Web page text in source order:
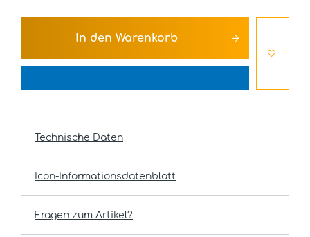
In den Warenkorb
Technische Daten
Icon-Informationsdatenblatt
Fragen zum Artikel?